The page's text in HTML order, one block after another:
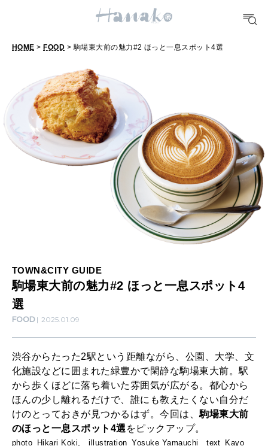
FORTUNE
[12星座別] Monthly Love Holoscope
女神まり愛のタロットメッセージ
算命学がわかる今月のあなた
HEALTH
自分にやさしく
LEARN
知る、考える
MAMA
ママもいろいろ
WORK&MONEY
いい人生って？
MAGAZINE
場
東
大
前
ほ
っ
と
一
ス
ポ
ッ
ト
HOME > FOOD > 駒場東大前の魅力#2 ほっと一息スポット4選
TOWN&CITY GUIDE
駒場東大前の魅力#2 ほっと一息スポット4
選
FOOD 2025.01.09
渋谷からたった2駅という距離ながら、公園、大学、文
化施設などに囲まれた緑豊かで閑静な駒場東大前。駅
から歩くほどに落ち着いた雰囲気が広がる。都心から
ほんの少し離れるだけで、誰にも教えたくない自分だ
けのとっておきが見つかるはず。今回は、駒場東大前
のほっと一息スポット4選 をピックアップ。
photo_Hikari Koki, illustration_Yosuke Yamauchi text_Kayo